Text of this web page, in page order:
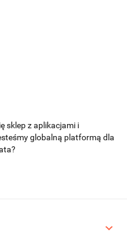
sklep z aplikacjami i
globalną platformą dla